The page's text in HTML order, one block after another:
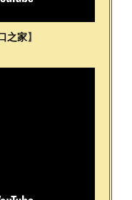
之家】